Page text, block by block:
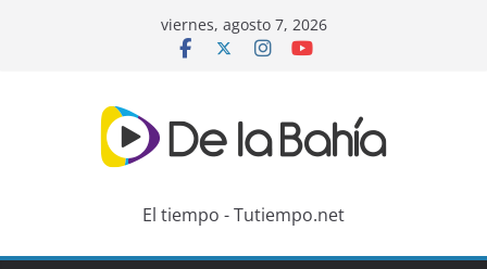
viernes, agosto 7, 2026
El tiempo - Tutiempo.net